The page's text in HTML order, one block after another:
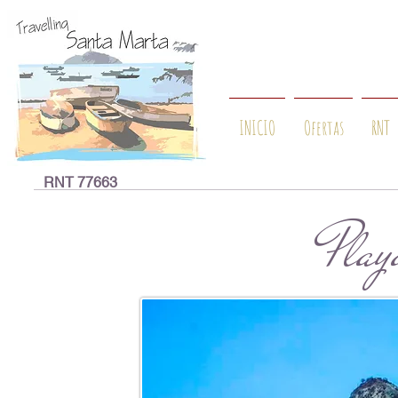
INICIO Ofertas RNT
RNT 77663